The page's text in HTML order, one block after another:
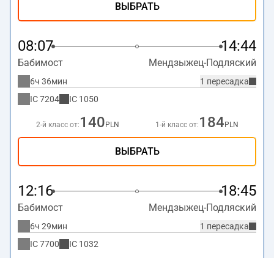
ВЫБРАТЬ
08:07 14:44
Бабимост Мендзыжец-Подляский
1 пересадка
6ч 36мин
IC7204 IC 1050
2-й класс от: 140 PLN 1-й класс от: 184 PLN
ВЫБРАТЬ
12:16 18:45
Бабимост Мендзыжец-Подляский
1 пересадка
6ч 29мин
IC7700 IC 1032